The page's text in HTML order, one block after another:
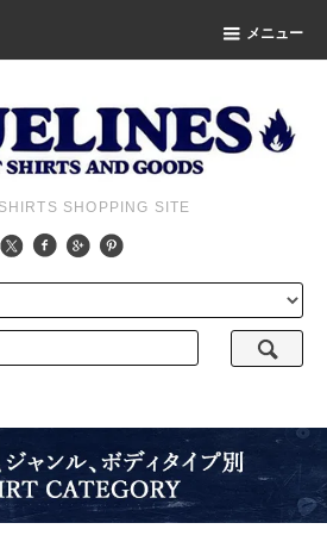
メニュー
SHOPPING SITE